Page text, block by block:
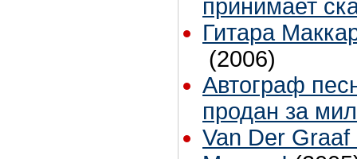
принимает
Гитара
(2006)
Автограф
продан за
Van Der